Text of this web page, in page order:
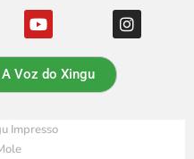
Voz do Xingu
Impresso